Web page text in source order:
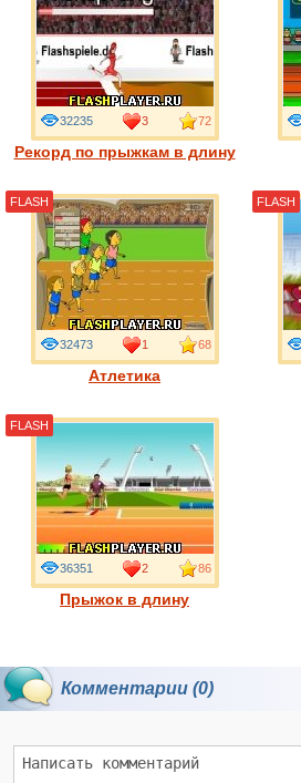
Рекорд по прыжкам в длину
32235 3 72
Атлетика
32473 1 68
FLASH FLASH
Прыжок в длину
36351 2 86
FLASH
Комментарии (0)